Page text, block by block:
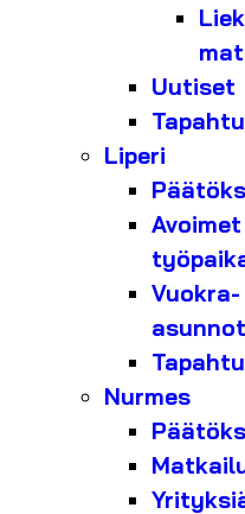
Uutiset
Liperi
Avoimet
Vuokra-
Nurmes